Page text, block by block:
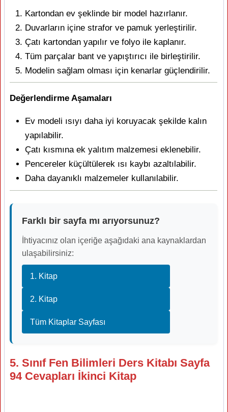
Kartondan ev şeklinde bir model hazırlanır.
Duvarların içine strafor ve pamuk yerleştirilir.
Çatı kartondan yapılır ve folyo ile kaplanır.
Tüm parçalar bant ve yapıştırıcı ile birleştirilir.
Modelin sağlam olması için kenarlar güçlendirilir.
Değerlendirme Aşamaları
Ev modeli ısıyı daha iyi koruyacak şekilde kalın
yapılabilir.
Çatı kısmına ek yalıtım malzemesi eklenebilir.
Pencereler küçültülerek ısı kaybı azaltılabilir.
Daha dayanıklı malzemeler kullanılabilir.
Farklı bir sayfa mı arıyorsunuz?
İhtiyacınız olan içeriğe aşağıdaki ana kaynaklardan
ulaşabilirsiniz:
1. Kitap
2. Kitap
Tüm Kitaplar Sayfası
5. Sınıf Fen Bilimleri Ders Kitabı Sayfa
94 Cevapları İkinci Kitap